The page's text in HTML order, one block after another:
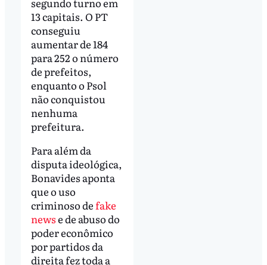
13 capitais. O PT
conseguiu
aumentar de 184
para 252 o número
de prefeitos,
enquanto o Psol
não conquistou
nenhuma
prefeitura.
Para além da
disputa ideológica,
Bonavides aponta
que o uso
criminoso de fake
newse de abuso do
poder econômico
por partidos da
direita fez toda a